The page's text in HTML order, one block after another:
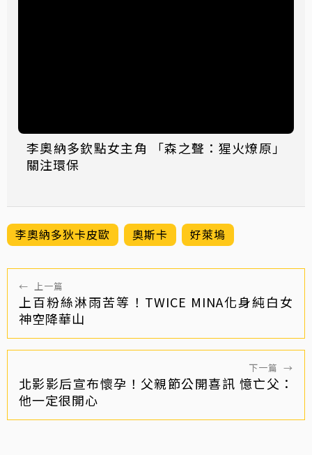
李奧納多欽點女主角 「森之聲：猩火燎原」
關注環保
李奧納多狄卡皮歐 奧斯卡 好萊塢
← 上一篇
上百粉絲淋雨苦等！TWICE MINA化身純白女
神空降華山
下一篇 →
北影影后宣布懷孕！父親節公開喜訊 憶亡父：
他一定很開心